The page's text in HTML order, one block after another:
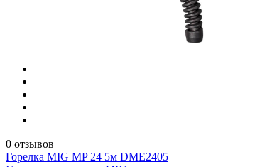
0 отзывов
Горелка MIG MP 24 5м DME2405